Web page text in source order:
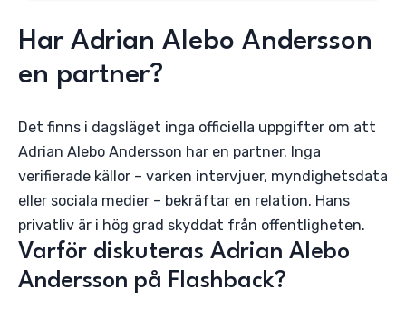
Har Adrian Alebo Andersson
en partner?
Det finns i dagsläget inga officiella uppgifter om att
Adrian Alebo Andersson har en partner. Inga
verifierade källor – varken intervjuer, myndighetsdata
eller sociala medier – bekräftar en relation. Hans
privatliv är i hög grad skyddat från offentligheten.
Varför diskuteras Adrian Alebo
Andersson på Flashback?